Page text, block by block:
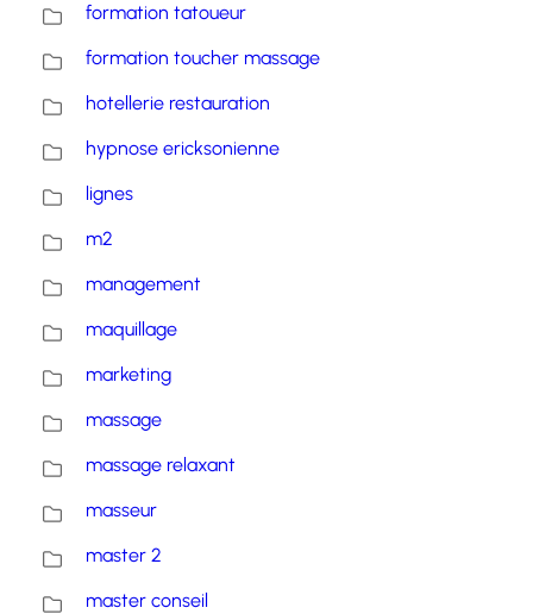
formation tatoueur
formation toucher massage
hotellerie restauration
hypnose ericksonienne
lignes
m2
management
maquillage
marketing
massage
massage relaxant
masseur
master 2
master conseil